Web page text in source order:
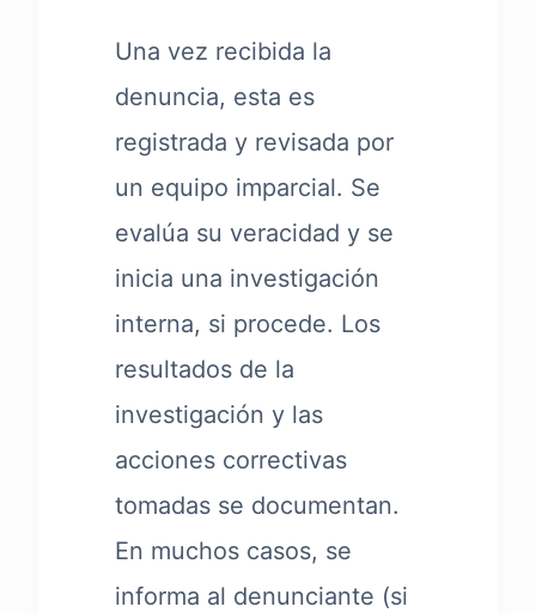
Una vez recibida la
denuncia, esta es
registrada y revisada por
un equipo imparcial. Se
evalúa su veracidad y se
inicia una investigación
interna, si procede. Los
resultados de la
investigación y las
acciones correctivas
tomadas se documentan.
En muchos casos, se
informa al denunciante (si